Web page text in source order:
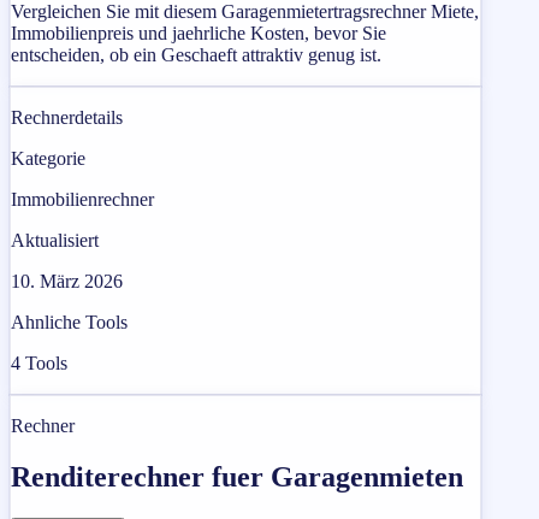
Vergleichen Sie mit diesem Garagenmietertragsrechner Miete,
Immobilienpreis und jaehrliche Kosten, bevor Sie
entscheiden, ob ein Geschaeft attraktiv genug ist.
Rechnerdetails
Kategorie
Immobilienrechner
Aktualisiert
10. März 2026
Ahnliche Tools
4 Tools
Rechner
Renditerechner fuer Garagenmieten